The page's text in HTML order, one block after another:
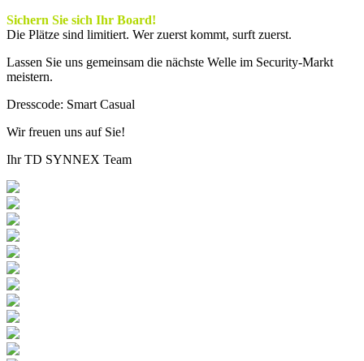
Sichern Sie sich Ihr Board!
Die Plätze sind limitiert. Wer zuerst kommt, surft zuerst.
Lassen Sie uns gemeinsam die nächste Welle im Security-Markt
meistern.
Dresscode: Smart Casual
Wir freuen uns auf Sie!
Ihr TD SYNNEX Team